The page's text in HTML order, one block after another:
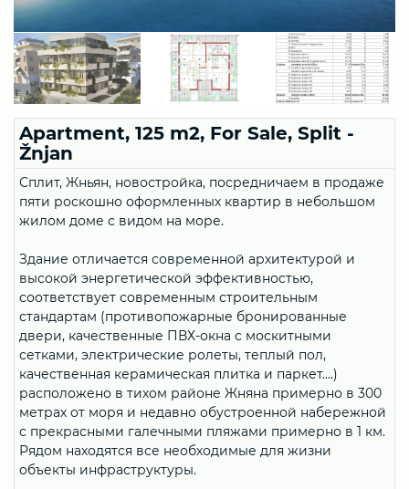
Apartment, 125 m2, For Sale, Split -
Žnjan
Сплит, Жньян, новостройка, посредничаем в продаже
пяти роскошно оформленных квартир в небольшом
жилом доме с видом на море.
Здание отличается современной архитектурой и
высокой энергетической эффективностью,
соответствует современным строительным
стандартам (противопожарные бронированные
двери, качественные ПВХ-окна с москитными
сетками, электрические ролеты, теплый пол,
качественная керамическая плитка и паркет....)
расположено в тихом районе Жняна примерно в 300
метрах от моря и недавно обустроенной набережной
с прекрасными галечными пляжами примерно в 1 км.
Рядом находятся все необходимые для жизни
объекты инфраструктуры.